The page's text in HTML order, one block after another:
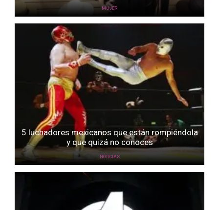
MUJER
5 luchadores mexicanos que están rompiéndola
y que quizá no conoces
NOTICIAS